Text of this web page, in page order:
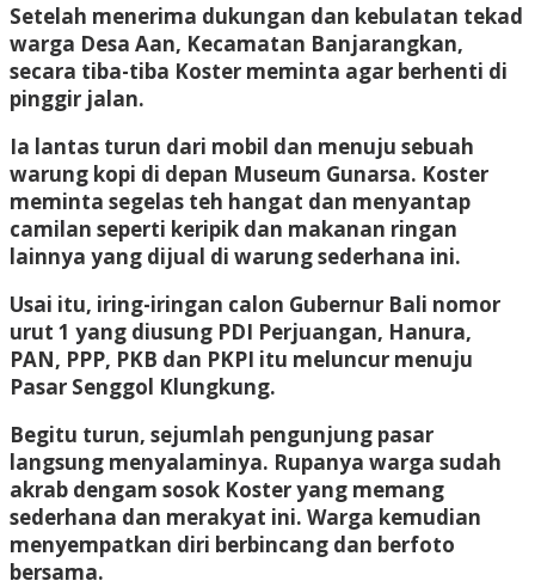
Setelah menerima dukungan dan kebulatan tekad
warga Desa Aan, Kecamatan Banjarangkan,
secara tiba-tiba Koster meminta agar berhenti di
pinggir jalan.
Ia lantas turun dari mobil dan menuju sebuah
warung kopi di depan Museum Gunarsa. Koster
meminta segelas teh hangat dan menyantap
camilan seperti keripik dan makanan ringan
lainnya yang dijual di warung sederhana ini.
Usai itu, iring-iringan calon Gubernur Bali nomor
urut 1 yang diusung PDI Perjuangan, Hanura,
PAN, PPP, PKB dan PKPI itu meluncur menuju
Pasar Senggol Klungkung.
Begitu turun, sejumlah pengunjung pasar
langsung menyalaminya. Rupanya warga sudah
akrab dengam sosok Koster yang memang
sederhana dan merakyat ini. Warga kemudian
menyempatkan diri berbincang dan berfoto
bersama.